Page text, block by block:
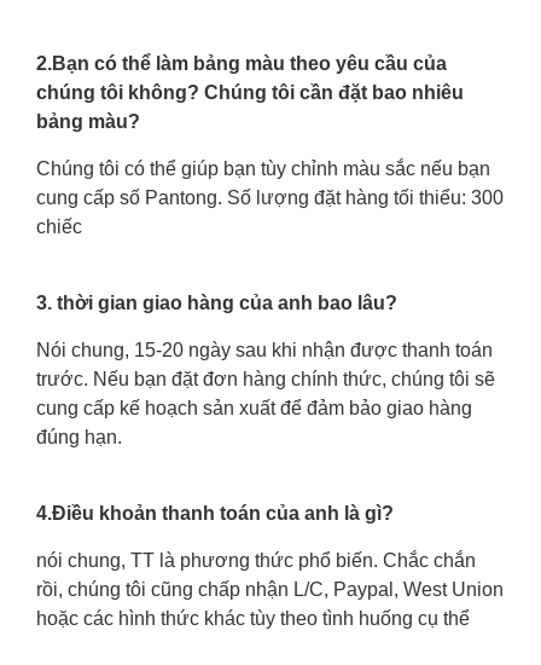
2.Bạn có thể làm bảng màu theo yêu cầu của
chúng tôi không? Chúng tôi cần đặt bao nhiêu
bảng màu?
Chúng tôi có thể giúp bạn tùy chỉnh màu sắc nếu bạn
cung cấp số Pantong. Số lượng đặt hàng tối thiểu: 300
chiếc
3. thời gian giao hàng của anh bao lâu?
Nói chung, 15-20 ngày sau khi nhận được thanh toán
trước. Nếu bạn đặt đơn hàng chính thức, chúng tôi sẽ
cung cấp kế hoạch sản xuất để đảm bảo giao hàng
đúng hạn.
4.Điều khoản thanh toán của anh là gì?
nói chung, TT là phương thức phổ biến. Chắc chắn
rồi, chúng tôi cũng chấp nhận L/C, Paypal, West Union
hoặc các hình thức khác tùy theo tình huống cụ thể